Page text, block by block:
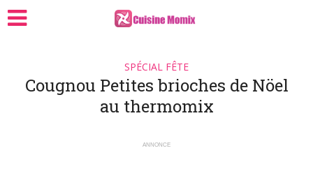
SPÉCIAL FÊTE
Cougnou Petites brioches de Nöel
au thermomix
ANNONCE